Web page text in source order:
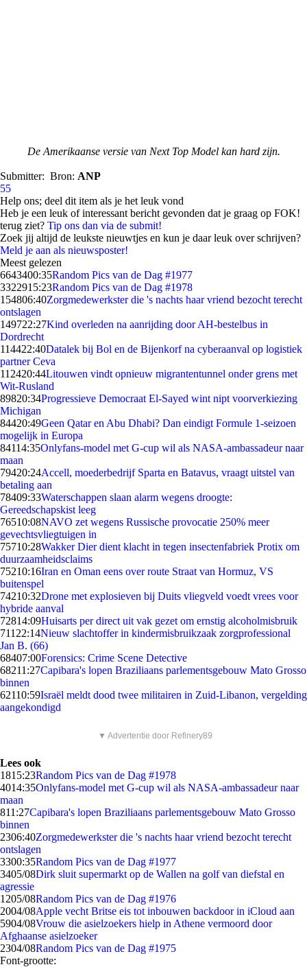
De Amerikaanse versie van Next Top Model kan hard zijn.
Submitter: Bron: ANP
55
Help ons; deel dit item als je het leuk vond
Heb je een leuk of interessant bericht gevonden dat je graag op FOK!
terug ziet? Tip ons dan via de submit!
Zoek jij altijd de leukste nieuwtjes en kun je daar leuk over schrijven?
Meld je aan als nieuwsposter!
Meest gelezen
6643400:35Random Pics van de Dag #1977
3322915:23Random Pics van de Dag #1978
154806:40Zorgmedewerkster die 's nachts haar vriend bezocht terecht
ontslagen
149722:27Kind overleden na aanrijding door AH-bestelbus in
Dordrecht
114422:40Datalek bij Bol en de Bijenkorf na cyberaanval op logistiek
partner Ceva
112420:44Litouwen vindt opnieuw migrantentunnel onder grens met
Wit-Rusland
89820:34Progressieve Democraat El-Sayed wint nipt voorverkiezing
Michigan
84420:49Geen Qatar en Abu Dhabi? Dan eindigt Formule 1-seizoen
mogelijk in Europa
84114:35Onlyfans-model met G-cup wil als NASA-ambassadeur naar
maan
79420:24Accell, moederbedrijf Sparta en Batavus, vraagt uitstel van
betaling aan
78409:33Waterschappen slaan alarm wegens droogte:
Gereedschapskist leeg
76510:08NAVO zet wegens Russische provocatie 250% meer
gevechtsvliegtuigen in
75710:28Wakker Dier dient klacht in tegen insectenfabriek Protix om
duurzaamheidsclaims
75210:16Iran en Oman eens over route Straat van Hormuz, VS
buitenspel
74210:32Drone met explosieven bij Duits vliegveld voedt vrees voor
hybride aanval
72814:09Huisarts per direct uit vak gezet om ernstig alcoholmisbruik
711 22:14Nieuw slachtoffer in kindermisbruikzaak zorgprofessional
Jan B. (66)
68407:00Forensics: Crime Scene Detective
68211:27Capibara's lopen Braziliaans parlementsgebouw Mato Grosso
binnen
62110:59Israël meldt dood twee militairen in Zuid-Libanon, vergelding
aangekondigd
▼ Advertentie door Refinery89
Lees ook
1815:23Random Pics van de Dag #1978
4014:35Onlyfans-model met G-cup wil als NASA-ambassadeur naar
maan
811:27Capibara's lopen Braziliaans parlementsgebouw Mato Grosso
binnen
2306:40Zorgmedewerkster die 's nachts haar vriend bezocht terecht
ontslagen
3300:35Random Pics van de Dag #1977
3405/08Dirk sluit supermarkt op de Wallen na golf van diefstal en
agressie
1205/08Random Pics van de Dag #1976
2004/08Apple vecht Britse eis tot inbouwen backdoor in iCloud aan
5904/08Vrouw die asielzoekers hielp in Athene vermoord door
Afghaanse asielzoeker
2304/08Random Pics van de Dag #1975
Font-grootte: